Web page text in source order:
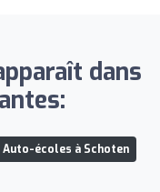
dans
Auto-écoles à Schoten